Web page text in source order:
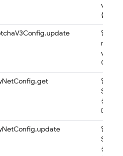
v3 구
옵니다.
앱의
v3 구
이트합
앱의
성을
다.
앱의
성을